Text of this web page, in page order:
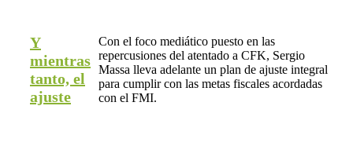
Y
mientras
tanto, el
ajuste
Con el foco mediático puesto en las
repercusiones del atentado a CFK, Sergio
Massa lleva adelante un plan de ajuste integral
para cumplir con las metas fiscales acordadas
con el FMI.